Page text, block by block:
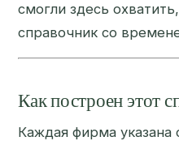
смогли здесь
справочник со
Как построен этот
Каждая фирма